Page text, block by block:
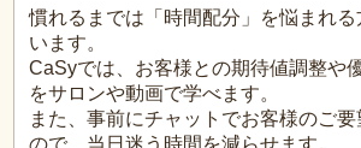
慣れるまでは「時間配分」を悩まれる
います。
CaSyでは、お客様との期待値調整や
をサロンや動画で学べます。
また、事前にチャットでお客様のご
ので、当日迷う時間を減らせます。